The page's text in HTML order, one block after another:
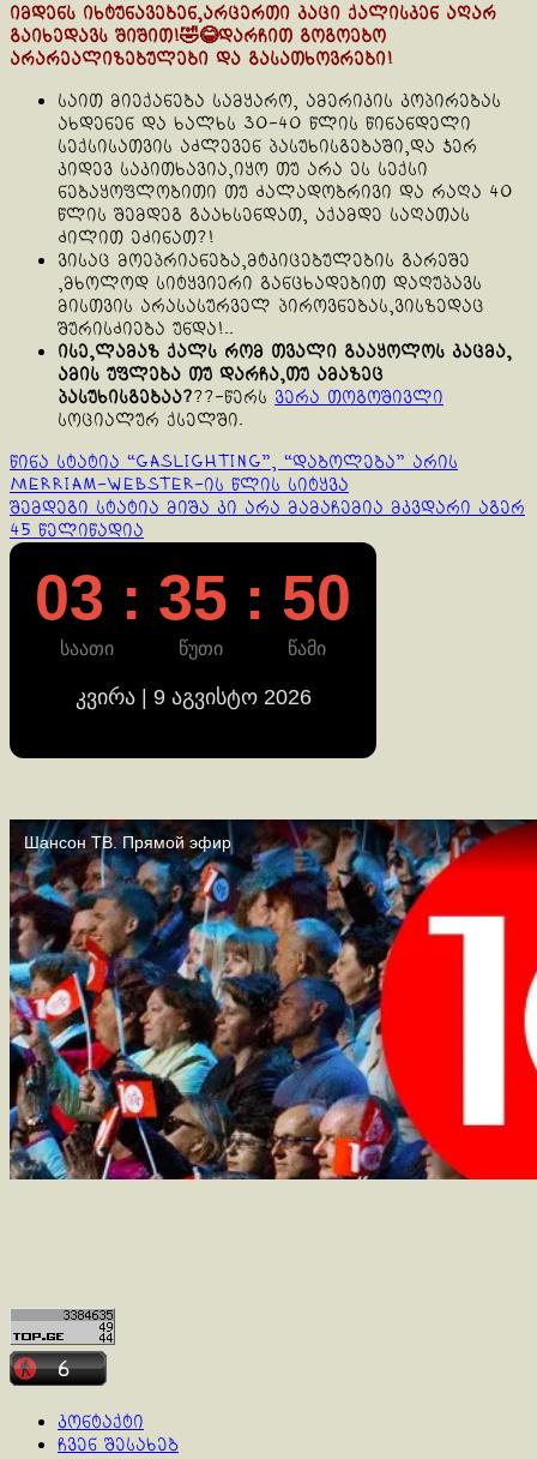
იმდენს იხტუნავებენ,არცერთი კაცი ქალისკენ აღარ
გაიხედავს შიშით!🤣😂დარჩით გოგოებო
არარეალიზებულები და გასათხოვრები!
საით მიექანება სამყარო, ამერიკის კოპირებას
ახდენენ და ხალხს 30-40 წლის წინანდელი
სექსისათვის აძლევენ პასუხისგებაში,და ჯერ
კიდევ საკითხავია,იყო თუ არა ეს სექსი
ნებაყოფლობითი თუ ძალადობრივი და რაღა 40
წლის შემდეგ გაახსენდათ, აქამდე საღათას
ძილით ეძინათ?!
ვისაც მოეპრიანება,მტკიცებულების გარეშე
,მხოლოდ სიტყვიერი განცხადებით დაღუპავს
მისთვის არასასურველ პიროვნებას,ვისზედაც
შურისძიება უნდა!..
ისე,ლამაზ ქალს რომ თვალი გააყოლოს კაცმა,
ამის უფლება თუ დარჩა,თუ ამაზეც
პასუხისგებაა???-წერს ვერა თოგოშივლი
სოციალურ ქსელში.
Continue
Reading
წინა სტატია “Gaslighting”, “დაბოლება” არის
Merriam-Webster-ის წლის სიტყვა
შემდეგი სტატია მიშა კი არა მამაჩემია მკვდარი აგერ
45 წელიწადია
03 : 35 : 50
საათი წუთი წამი
კვირა | 9 აგვისტო 2026
კონტაქტი
ჩვენ შესახებ